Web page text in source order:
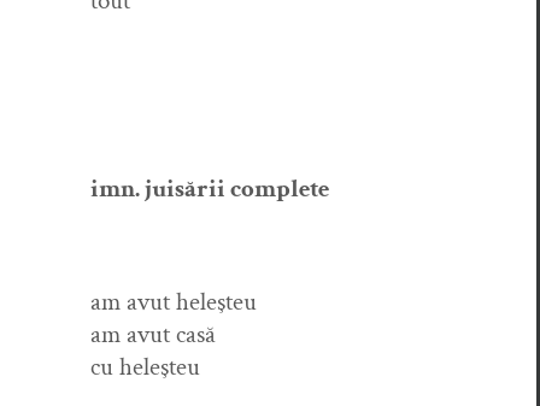
imn. juisării complete
am avut heleşteu
am avut casă
cu heleşteu